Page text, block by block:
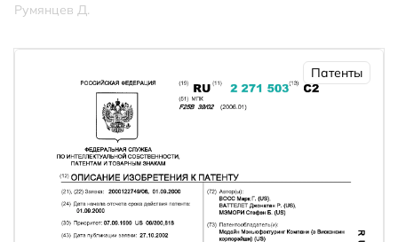
Румянцев Д.
Патенты